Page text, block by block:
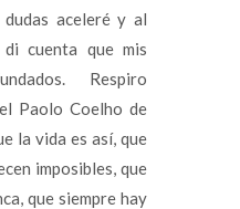
aceleré y al
cuenta que mis
Respiro
Paolo Coelho de
la vida es así, que
imposibles, que
que siempre hay